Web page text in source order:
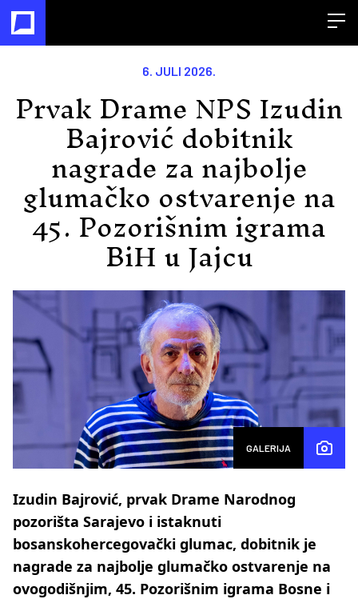
6. JULI 2026.
Prvak Drame NPS Izudin
Bajrović dobitnik
nagrade za najbolje
glumačko ostvarenje na
45. Pozorišnim igrama
BiH u Jajcu
GALERIJA
Izudin Bajrović, prvak Drame Narodnog
pozorišta Sarajevo i istaknuti
bosanskohercegovački glumac, dobitnik je
nagrade za najbolje glumačko ostvarenje na
ovogodišnjim, 45. Pozorišnim igrama Bosne i